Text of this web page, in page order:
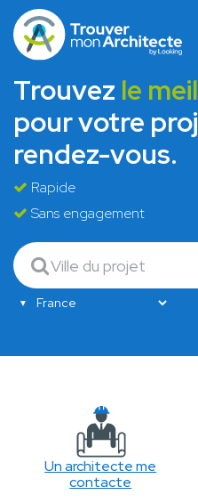
Trouvez le
pour votre
rendez-vous.
Rapide
Sans engagement
Un architecte me
contacte